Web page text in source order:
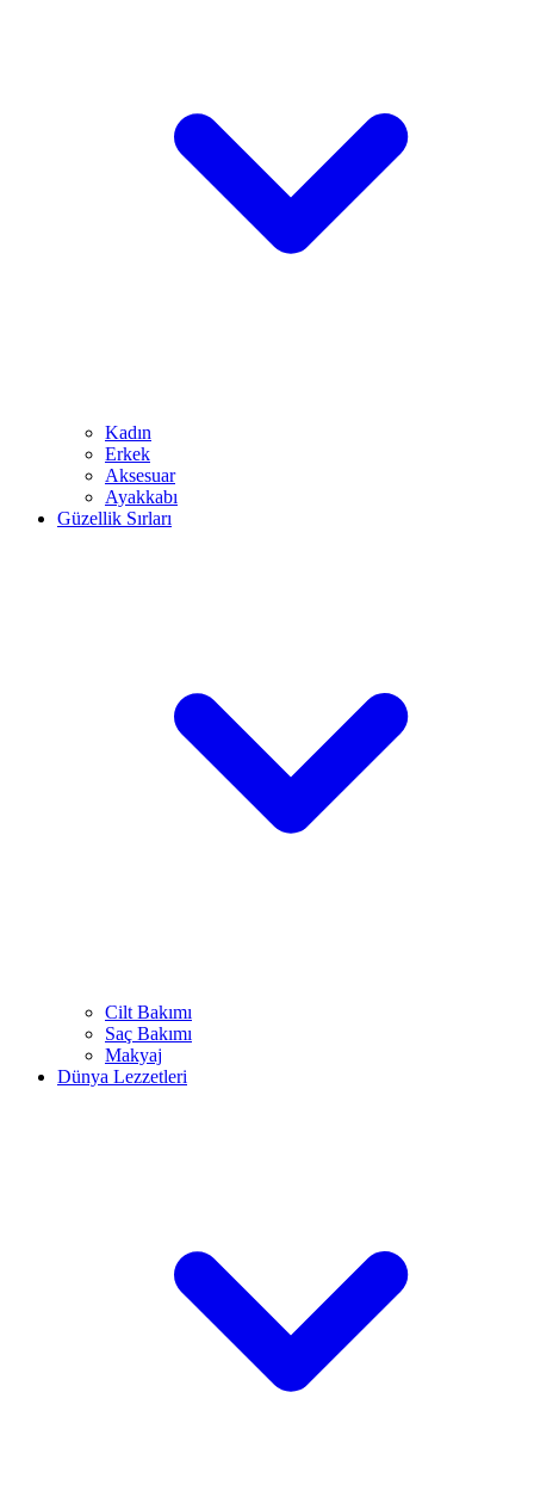
Kadın
Erkek
Aksesuar
Ayakkabı
Güzellik Sırları
Cilt Bakımı
Saç Bakımı
Makyaj
Dünya Lezzetleri